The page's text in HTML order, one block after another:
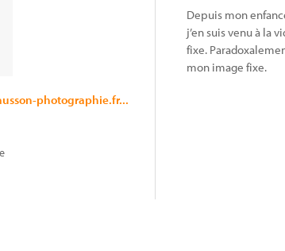
photographie.fr...
Depuis mon
j’en suis venu à la
fixe.
mon image fixe.